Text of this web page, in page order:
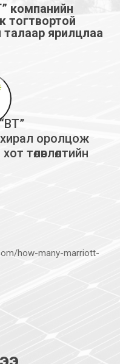
компанийн
тогтвортой
талаар ярилцлаа
оролцож
төлөвлөлтийн
how-many-marriott-